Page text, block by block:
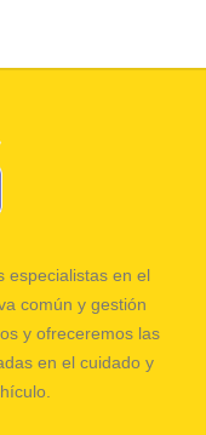
especialistas en el
común y gestión
y ofreceremos las
en el cuidado y